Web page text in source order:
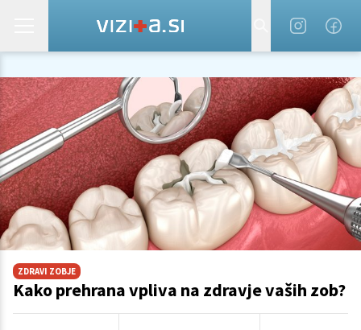
ZDRAVI ZOBJE
Kako prehrana vpliva na zdravje vaših zob?